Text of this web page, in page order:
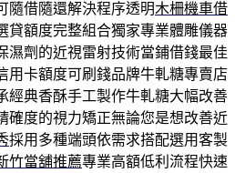
隨借隨還解決程序透明木柵機車借
貸額度完整組合獨家專業體雕儀器
濕劑的近視雷射技術當鋪借錢最佳
用卡額度可刷錢品牌牛軋糖專賣店
經典香酥手工製作牛軋糖大幅改善
確度的視力矯正無論您是想改善近
採用多種端頭依需求搭配選用客製
竹當舖推薦專業高額低利流程快速